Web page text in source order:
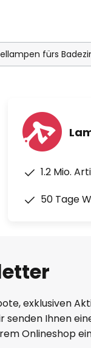
fürs
1.2 Mio.
50 Tage
exklusiven
senden Ihnen
Onlineshop